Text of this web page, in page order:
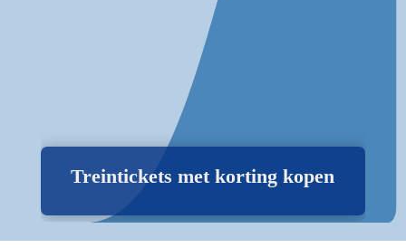
Treintickets met korting kopen